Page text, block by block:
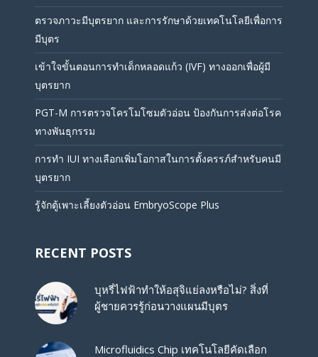
ตรวจภาวะมีบุตรยาก และการรักษาด้วยเทคโนโลยีเพื่อการ
มีบุตร
เข้าใจขั้นตอนการทำเด็กหลอดแก้ว (IVF) ทางออกเพื่อผู้มี
บุตรยาก
PGT-M การตรวจโครโมโซมตัวอ่อน ป้องกันการส่งต่อโรค
ทางพันธุกรรม
การทำ IUI ทางเลือกเพิ่มโอกาสในการตั้งครรภ์สำหรับคนมี
บุตรยาก
รู้จักตู้เพาะเลี้ยงตัวอ่อน EmbryoScope Plus
RECENT POSTS
บุหรี่ไฟฟ้าทำให้อสุจิแย่ลงหรือไม่? สิ่งที่
ผู้ชายควรรู้ก่อนวางแผนมีบุตร
Microfluidics Chip เทคโนโลยีคัดเลือก